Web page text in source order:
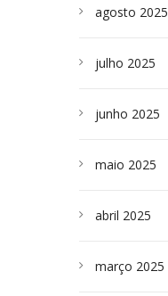
agosto 2025
julho 2025
junho 2025
maio 2025
abril 2025
março 2025